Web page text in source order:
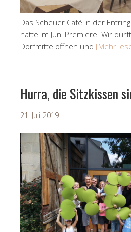
Das Scheuer Café in der
hatte im Juni Premiere. Wir
Dorfmitte öffnen und [Mehr
Hurra, die Sitzkissen
21. Juli 2019